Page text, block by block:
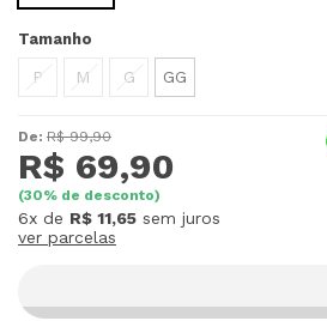
Tamanho
P M G GG
De: R$ 99,90
R$ 69,90
(30% de desconto)
6x de R$ 11,65 sem juros
ver parcelas